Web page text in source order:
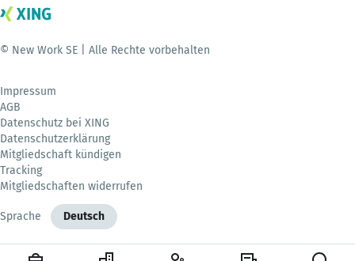
© New Work SE | Alle Rechte vorbehalten
Impressum
AGB
Datenschutz bei XING
Datenschutzerklärung
Mitgliedschaft kündigen
Tracking
Mitgliedschaften widerrufen
Sprache Deutsch